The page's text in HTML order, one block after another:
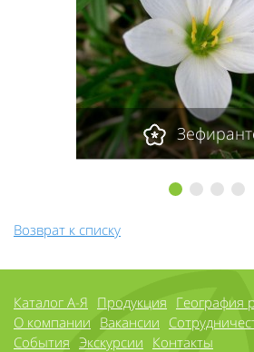
Возврат к списку
Каталог А-Я Продукция География
О компании Вакансии
События Экскурсии Контакты